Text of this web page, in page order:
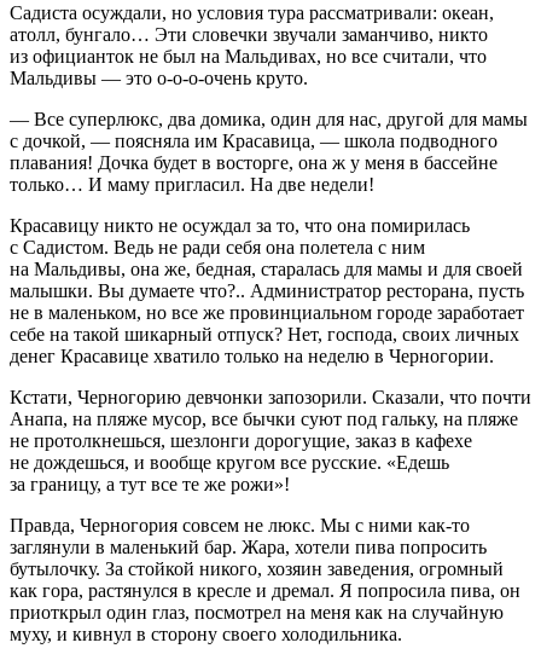
Садиста осуждали, но условия тура рассматривали: океан,
атолл, бунгало… Эти словечки звучали заманчиво, никто
из официанток не был на Мальдивах, но все считали, что
Мальдивы — это о-о-о-очень круто.
— Все суперлюкс, два домика, один для нас, другой для мамы
с дочкой, — поясняла им Красавица, — школа подводного
плавания! Дочка будет в восторге, она ж у меня в бассейне
только… И маму пригласил. На две недели!
Красавицу никто не осуждал за то, что она помирилась
с Садистом. Ведь не ради себя она полетела с ним
на Мальдивы, она же, бедная, старалась для мамы и для своей
малышки. Вы думаете что?.. Администратор ресторана, пусть
не в маленьком, но все же провинциальном городе заработает
себе на такой шикарный отпуск? Нет, господа, своих личных
денег Красавице хватило только на неделю в Черногории.
Кстати, Черногорию девчонки запозорили. Сказали, что почти
Анапа, на пляже мусор, все бычки суют под гальку, на пляже
не протолкнешься, шезлонги дорогущие, заказ в кафехе
не дождешься, и вообще кругом все русские. «Едешь
за границу, а тут все те же рожи»!
Правда, Черногория совсем не люкс. Мы с ними как-то
заглянули в маленький бар. Жара, хотели пива попросить
бутылочку. За стойкой никого, хозяин заведения, огромный
как гора, растянулся в кресле и дремал. Я попросила пива, он
приоткрыл один глаз, посмотрел на меня как на случайную
муху, и кивнул в сторону своего холодильника.